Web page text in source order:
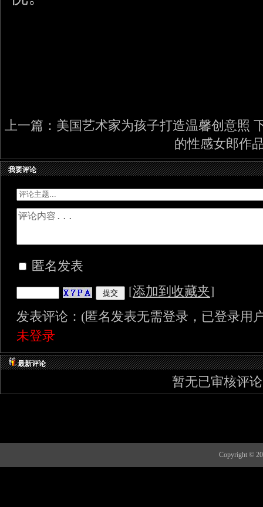
上一篇： 美国艺术家为孩子打造温馨创意照
的性感女郎作
我要评论
匿名发表
[添加到收藏夹]
发表评论：(匿名发表无需登录，已登录用
未登录
最新评论
暂无已审核评
Copyright ©